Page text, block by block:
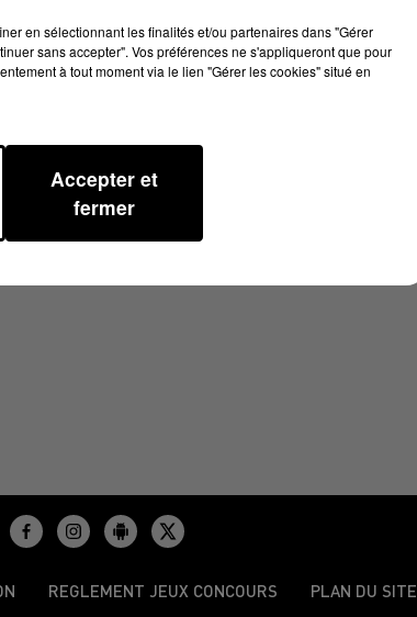
REGLEMENT JEUX CONCOURS PLAN DU SITE
en sélectionnant les finalités et/ou partenaires dans "Gérer
sans accepter". Vos préférences ne s'appliqueront que pour
à tout moment via le lien "Gérer les cookies" situé en
Accepter et
fermer